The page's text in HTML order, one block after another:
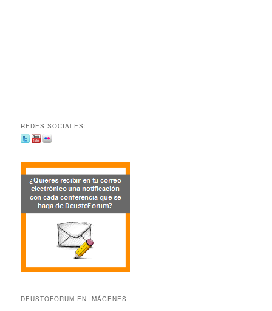
REDES SOCIALES:
DEUSTOFORUM EN IMÁGENES